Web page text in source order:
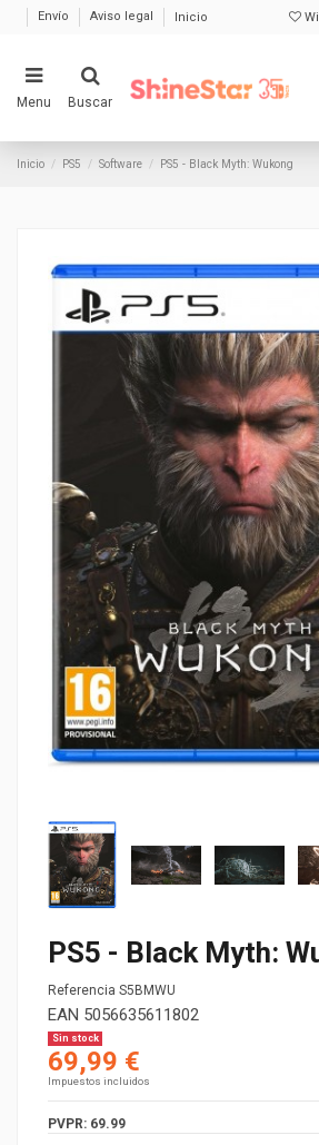
Envío Aviso legal Inicio
Menu Buscar
Inicio PS5 Software PS5 - Black Myth: Wukong
PS5 - Black Myth:
Referencia S5BMWU
EAN 5056635611802
Sin stock
69,99 €
Impuestos incluidos
PVPR: 69.99